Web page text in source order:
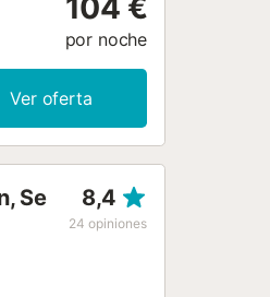
en
104 €
por noche
Ver oferta
Se
8,4
24 opiniones